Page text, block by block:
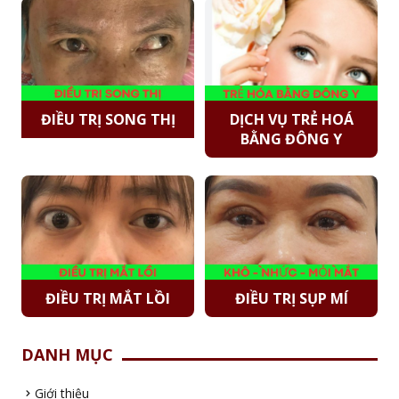
ĐIỀU TRỊ SONG THỊ
DỊCH VỤ TRẺ HOÁ
BẰNG ĐÔNG Y
ĐIỀU TRỊ MẮT LỒI ĐIỀU TRỊ SỤP MÍ
DANH MỤC
Giới thiệu